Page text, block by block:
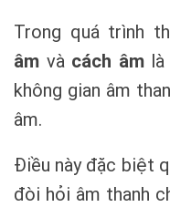
Trong quá trình
âm và cách âmlà
không gian âm
âm.
Điều này đặc biệt
đòi hỏi âm thanh